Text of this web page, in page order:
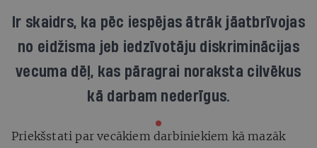
Ir skaidrs, ka pēc iespējas ātrāk jāatbrīvojas
no eidžisma jeb iedzīvotāju diskriminācijas
vecuma dēļ, kas pāragrai noraksta cilvēkus
kā darbam nederīgus.
Priekšstati par vecākiem darbiniekiem kā mazāk